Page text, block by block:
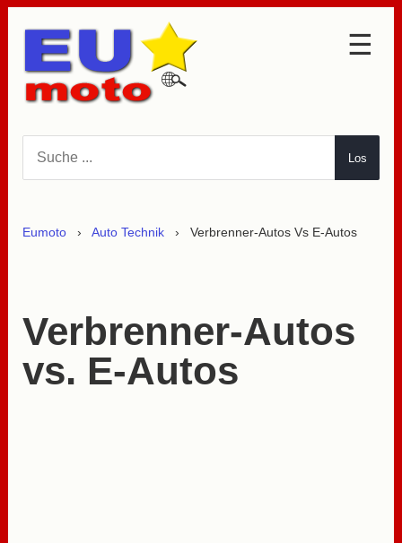
Los
Eumoto › Auto Technik › Verbrenner-Autos Vs E-Autos
Verbrenner-Autos
vs. E-Autos
☰
Auto Neuheiten
Auto Klassiker
Auto Legenden
Benzin Otto Motor
Diesel Motor